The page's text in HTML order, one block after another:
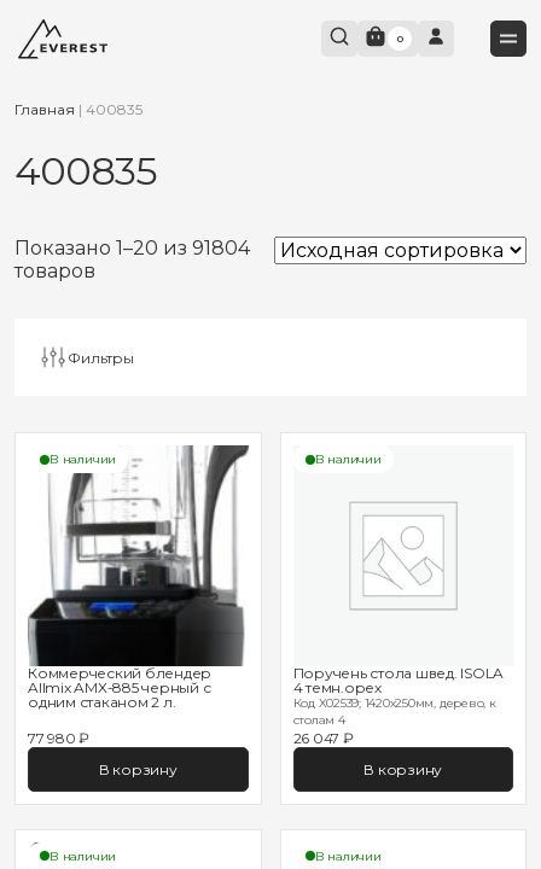
0
Главная | 400835
400835
Показано 1–20 из 91804
товаров
Фильтры
В наличии
Коммерческий блендер
Allmix AMX-885 черный с
одним стаканом 2 л.
77 980 ₽
В корзину
В наличии
Поручень стола швед. ISOLA
4 темн.орех
Код X02539; 1420х250мм, дерево, к
столам 4
26 047 ₽
В корзину
В наличии В наличии